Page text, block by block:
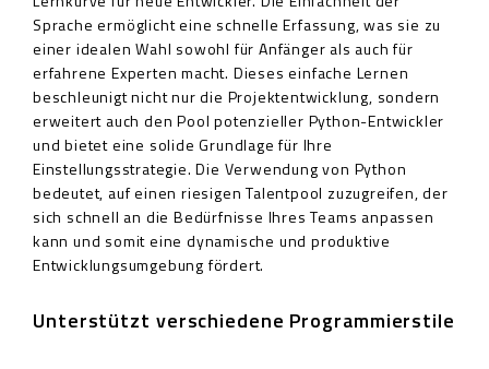
Sprache ermöglicht eine schnelle Erfassung, was sie zu
einer idealen Wahl sowohl für Anfänger als auch für
erfahrene Experten macht. Dieses einfache Lernen
beschleunigt nicht nur die Projektentwicklung, sondern
erweitert auch den Pool potenzieller Python-Entwickler
und bietet eine solide Grundlage für Ihre
Einstellungsstrategie. Die Verwendung von Python
bedeutet, auf einen riesigen Talentpool zuzugreifen, der
sich schnell an die Bedürfnisse Ihres Teams anpassen
kann und somit eine dynamische und produktive
Entwicklungsumgebung fördert.
Unterstützt verschiedene Programmierstile